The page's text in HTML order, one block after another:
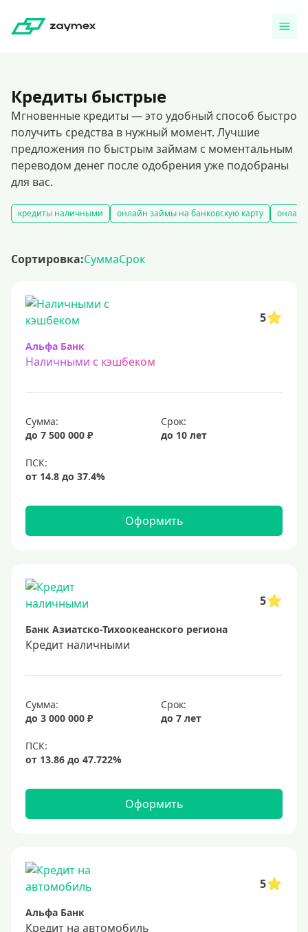
Кредиты быстрые
Мгновенные кредиты — это удобный способ быстро
получить средства в нужный момент. Лучшие
предложения по быстрым займам с моментальным
переводом денег после одобрения уже подобраны
для вас.
кредиты наличными онлайн займы на банковскую карту
Сортировка:СуммаСрок
5
Альфа Банк
Наличными с кэшбеком
Сумма:
до 7 500 000 ₽
Срок:
до 10 лет
Оформить
5
Банк Азиатско-Тихоокеанского региона
Кредит наличными
Сумма:
до 3 000 000 ₽
Срок:
до 7 лет
Оформить
5
Альфа Банк
Кредит на автомобиль